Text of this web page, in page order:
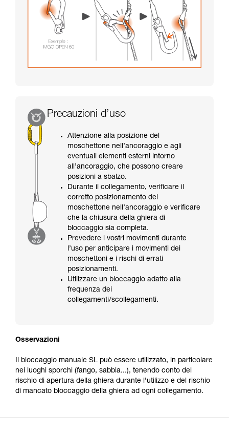
Precauzioni d’uso
Attenzione alla posizione del
moschettone nell’ancoraggio e agli
eventuali elementi esterni intorno
all’ancoraggio, che possono creare
posizioni a sbalzo.
Durante il collegamento, verificare il
corretto posizionamento del
moschettone nell’ancoraggio e verificare
che la chiusura della ghiera di
bloccaggio sia completa.
Prevedere i vostri movimenti durante
l’uso per anticipare i movimenti dei
moschettoni e i rischi di errati
posizionamenti.
Utilizzare un bloccaggio adatto alla
frequenza dei
collegamenti/scollegamenti.
Osservazioni
Il bloccaggio manuale SL può essere utilizzato, in particolare
nei luoghi sporchi (fango, sabbia...), tenendo conto del
rischio di apertura della ghiera durante l’utilizzo e del rischio
di mancato bloccaggio della ghiera ad ogni collegamento.